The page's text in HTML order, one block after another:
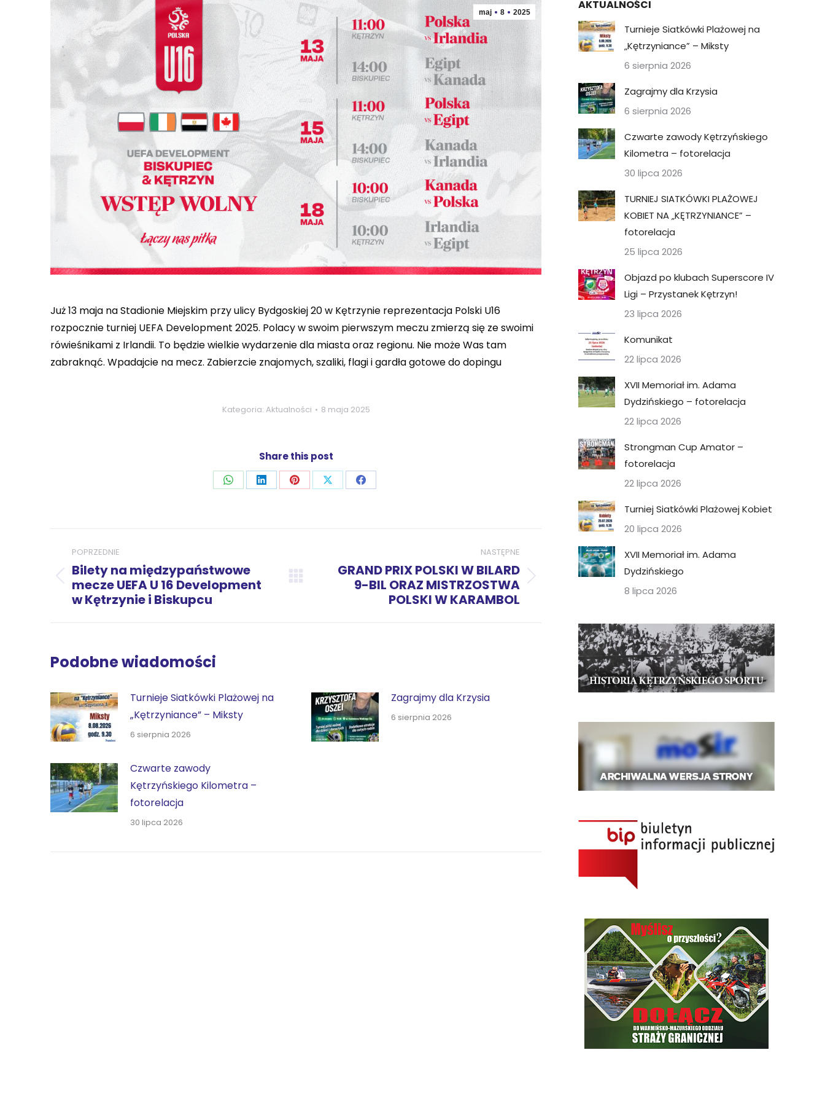
maj 8 2025
Już 13 maja na Stadionie Miejskim przy ulicy Bydgoskiej 20 w Kętrzynie reprezentacja Polski U16
rozpocznie turniej UEFA Development 2025. Polacy w swoim pierwszym meczu zmierzą się ze swoimi
rówieśnikami z Irlandii. To będzie wielkie wydarzenie dla miasta oraz regionu. Nie może Was tam
zabraknąć. Wpadajcie na mecz. Zabierzcie znajomych, szaliki, flagi i gardła gotowe do dopingu
Kategoria: Aktualności 8 maja 2025
Share this post
UdostępnijUdostępnijUdostępnijUdostępnijUdostępnij
wpisów
POPRZEDNIE
Poprzedni
wpis:
Bilety na międzypaństwowe
mecze UEFA U 16 Development
w Kętrzynie i Biskupcu
NASTĘPNE
Następny
GRAND PRIX POLSKI W BILARD
9-BIL ORAZ MISTRZOSTWA
POLSKI W KARAMBOL
Podobne wiadomości
Turnieje Siatkówki Plażowej na
„Kętrzyniance” – Miksty
6 sierpnia 2026
Zagrajmy dla Krzysia
6 sierpnia 2026
Czwarte zawody
Kętrzyńskiego Kilometra –
fotorelacja
30 lipca 2026
AKTUALNOŚCI
Turnieje Siatkówki Plażowej na
„Kętrzyniance” – Miksty
6 sierpnia 2026
Zagrajmy dla Krzysia
6 sierpnia 2026
Czwarte zawody Kętrzyńskiego
Kilometra – fotorelacja
30 lipca 2026
TURNIEJ SIATKÓWKI PLAŻOWEJ
KOBIET NA „KĘTRZYNIANCE” –
fotorelacja
25 lipca 2026
Objazd po klubach Superscore IV
Ligi – Przystanek Kętrzyn!
23 lipca 2026
Komunikat
22 lipca 2026
XVII Memoriał im. Adama
Dydzińskiego – fotorelacja
22 lipca 2026
Strongman Cup Amator –
fotorelacja
22 lipca 2026
Turniej Siatkówki Plażowej Kobiet
20 lipca 2026
XVII Memoriał im. Adama
Dydzińskiego
8 lipca 2026